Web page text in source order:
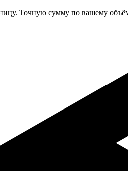
Точную сумму по вашему